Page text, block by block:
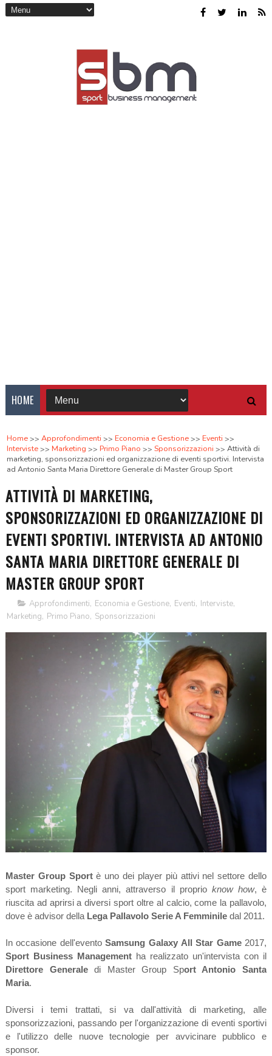
HOME
Home Approfondimenti Economia e Gestione
Eventi
Interviste
Marketing Primo Piano Sponsorizzazioni
Attività di
marketing, sponsorizzazioni ed organizzazione di eventi sportivi. Intervista
ad Antonio Santa Maria Direttore Generale di Master Group Sport
ATTIVITÀ DI MARKETING,
SPONSORIZZAZIONI ED ORGANIZZAZIONE DI
EVENTI SPORTIVI. INTERVISTA AD ANTONIO
SANTA MARIA DIRETTORE GENERALE DI
MASTER GROUP SPORT
Approfondimenti, Economia e Gestione, Eventi, Interviste,
Marketing, Primo Piano, Sponsorizzazioni
Master Group Sportè uno dei player più attivi nel settore dello
sport marketing. Negli anni, attraverso il proprio know how, è
riuscita ad aprirsi a diversi sport oltre al calcio, come la pallavolo,
dove è advisor della Lega Pallavolo Serie A Femminiledal 2011.
In occasione dell'eventoSamsung Galaxy All Star Game2017,
Sport Business Managementha realizzato un'intervista con il
Direttore Generaledi Master Group Sport Antonio Santa
Maria.
Diversi i temi trattati, si va dall'attività di marketing, alle
sponsorizzazioni, passando per l'organizzazione di eventi sportivi
e l'utilizzo delle nuove tecnologie per avvicinare pubblico e
sponsor.